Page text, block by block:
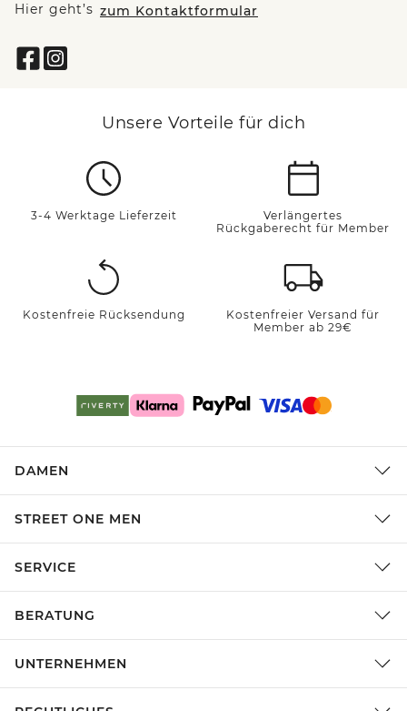
Hier geht’s zum Kontaktformular
Unsere Vorteile für dich
3-4 Werktage Lieferzeit
Verlängertes
Rückgaberecht für Member
Kostenfreie Rücksendung
Kostenfreier Versand für
Member ab 29€
DAMEN
STREET ONE MEN
SERVICE
BERATUNG
UNTERNEHMEN